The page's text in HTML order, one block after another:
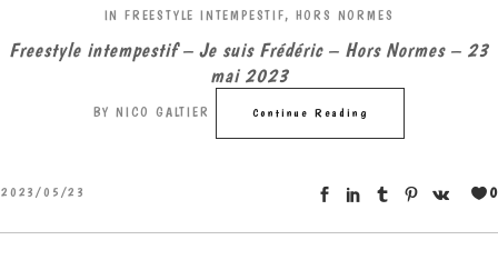
IN FREESTYLE INTEMPESTIF, HORS NORMES
Freestyle intempestif – Je suis Frédéric – Hors Normes – 23
mai 2023
BY NICO GALTIER Continue Reading
2023/05/23 0